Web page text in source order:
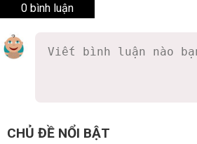
0 bình luận
CHỦ ĐỀ NỔI BẬT